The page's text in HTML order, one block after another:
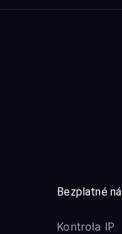
Bezplatné
Kontrola IP